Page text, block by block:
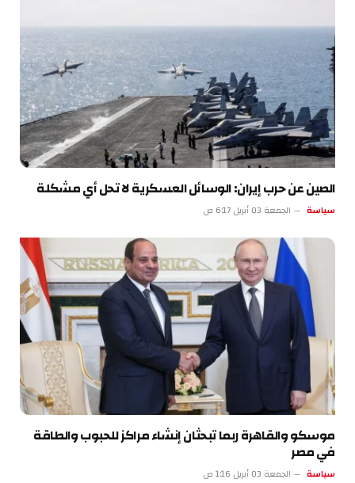
الصين عن حرب إيران: الوسائل العسكرية لا تحل أي مشكلة
سياسة الجمعة 03 أبريل 6:17 ص
موسكو والقاهرة ربما تبحثان إنشاء مراكز للحبوب والطاقة
في مصر
سياسة الجمعة 03 أبريل 1:16 ص